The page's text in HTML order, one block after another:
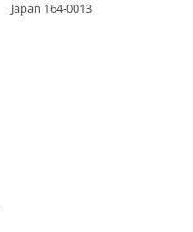
Japan 164-0013